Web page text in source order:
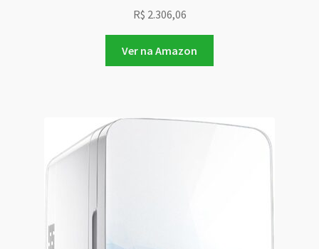
R$ 2.306,06
Ver na Amazon